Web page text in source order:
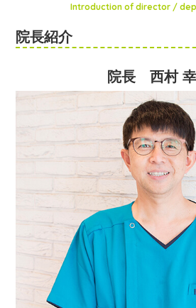
Introduction of director /
院長紹介
院長 西村